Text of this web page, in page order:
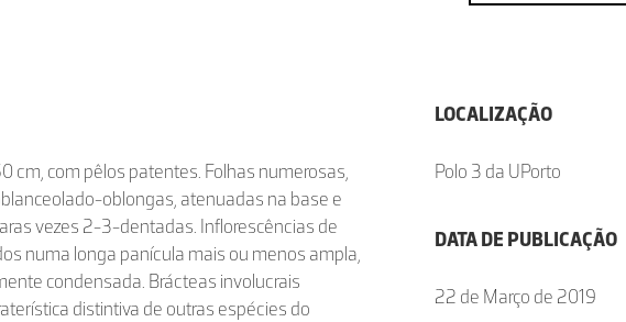
cm, com pêlos patentes. Folhas numerosas,
oblongas, atenuadas na base e
vezes 2-3-dentadas. Inflorescências de
numa longa panícula mais ou menos ampla,
condensada. Brácteas involucrais
distintiva de outras espécies do
LOCALIZAÇÃO
Polo 3 da UPorto
DATA DE PUBLICAÇÃO
22 de Março de 2019